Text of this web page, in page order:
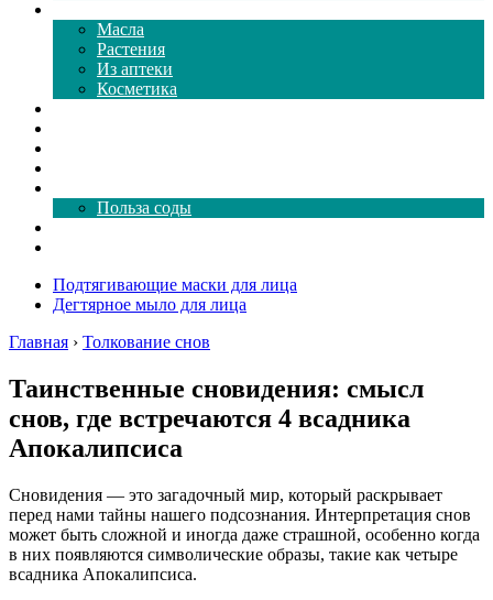
Масла
Растения
Из аптеки
Косметика
Польза соды
Подтягивающие маски для лица
Дегтярное мыло для лица
Главная › Толкование снов
Таинственные сновидения: смысл
снов, где встречаются 4 всадника
Апокалипсиса
Сновидения — это загадочный мир, который раскрывает
перед нами тайны нашего подсознания. Интерпретация снов
может быть сложной и иногда даже страшной, особенно когда
в них появляются символические образы, такие как четыре
всадника Апокалипсиса.